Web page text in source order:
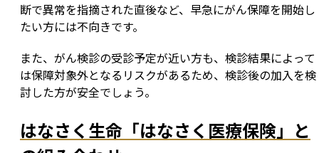
断で異常を指摘された直後など、早急にがん保障を開始し
たい方には不向きです。
また、がん検診の受診予定が近い方も、検診結果によって
は保障対象外となるリスクがあるため、検診後の加入を検
討した方が安全でしょう。
はなさく生命「はなさく医療保険」と